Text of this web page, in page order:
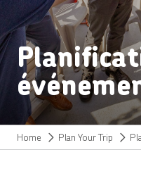
Home Plan Your Trip